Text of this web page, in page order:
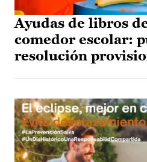
Ayudas de libros
comedor escolar:
resolución